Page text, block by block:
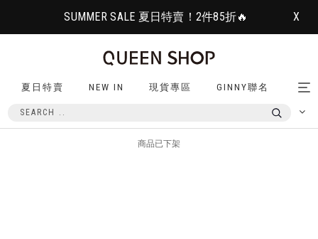
SUMMER SALE 夏日特賣！2件85折🔥 X
夏日特賣 NEW IN 現貨專區 GINNY聯名
商品已下架